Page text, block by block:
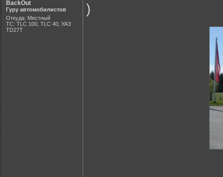
BackOut
Гуру автомобилистов
Откуда: Местный
ТС: TLC 100, TLC 40, УАЗ
ТD27Т
)